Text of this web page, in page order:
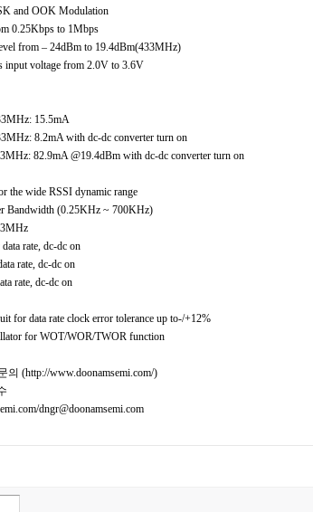
and OOK Modulation
0.25Kbps to 1Mbps
from – 24dBm to 19.4dBm(433MHz)
input voltage from 2.0V to 3.6V
15.5mA
8.2mA with dc-dc converter turn on
82.9mA @19.4dBm with dc-dc converter turn on
wide RSSI dynamic range
Bandwidth (0.25KHz ~ 700KHz)
rate, dc-dc on
rate, dc-dc on
rate, dc-dc on
for data rate clock error tolerance up to-/+12%
for WOT/WOR/TWOR function
(http://www.doonamsemi.com/)
dngr@doonamsemi.com